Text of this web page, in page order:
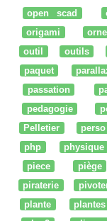
open scad
origami
orne
outil
outils
paquet
passation
pedagogie
Pelletier
perso
php
physique
piece
piège
piraterie
plante
plantes